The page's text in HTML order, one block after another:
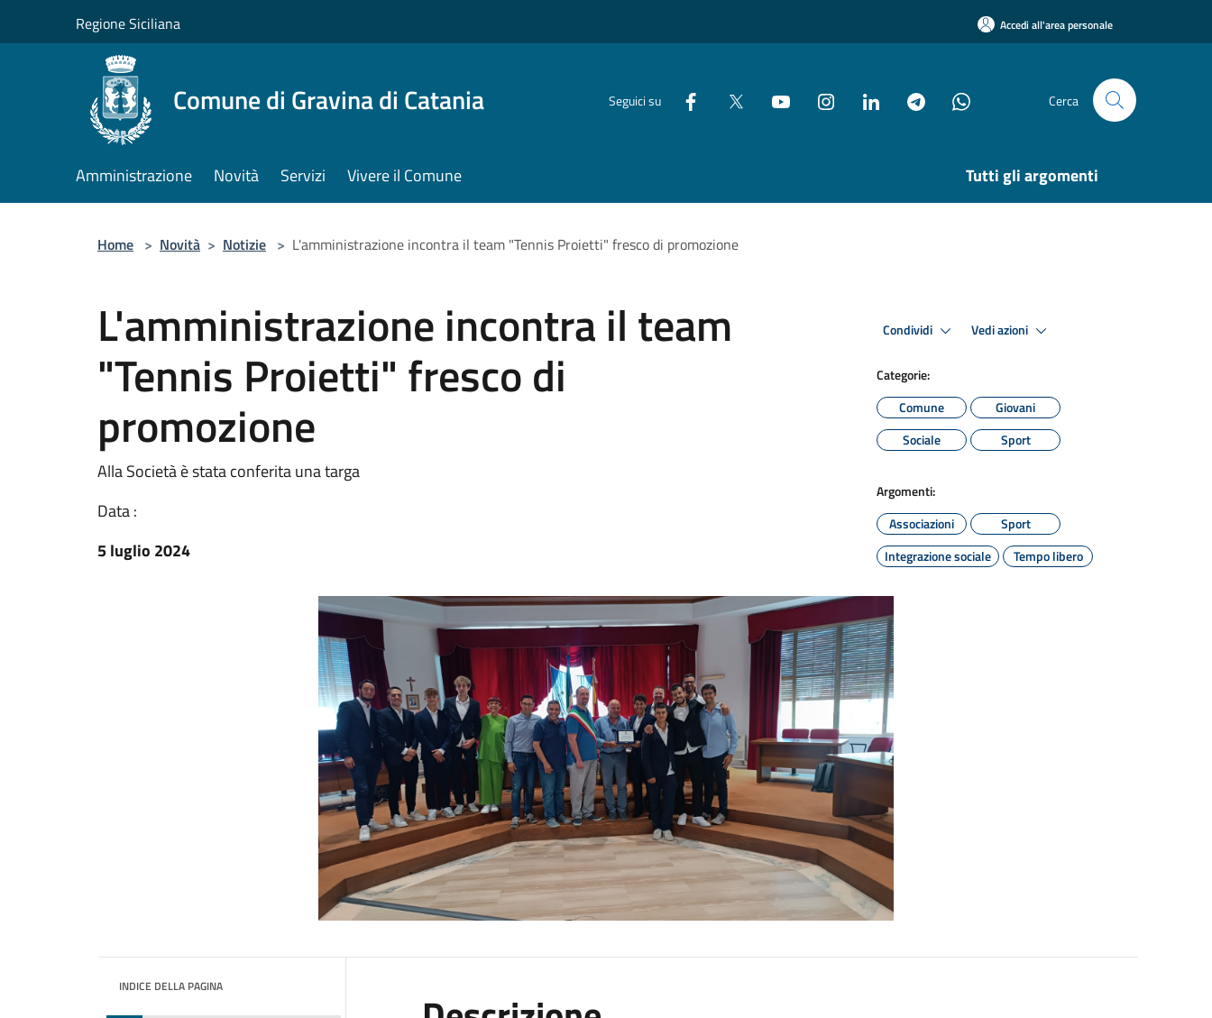
Regione Siciliana Accedi all'area personale
Comune di Gravina di Catania Seguici su Cerca
Amministrazione Novità Servizi Vivere il Comune Tutti gli argomenti
Home > Novità > Notizie > L'amministrazione incontra il team "Tennis Proietti" fresco di promozione
L'amministrazione incontra il team
"Tennis Proietti" fresco di
promozione
Alla Società è stata conferita una targa
Data :
5 luglio 2024
Condividi Vedi azioni
Categorie:
Comune
Giovani
Sociale
Sport
Argomenti:
Associazioni
Sport
Integrazione sociale
Tempo libero
INDICE DELLA PAGINA